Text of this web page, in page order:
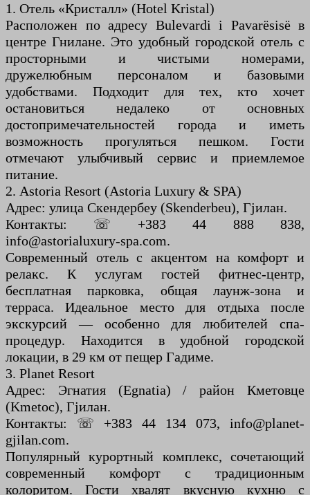
1. Отель «Кристалл» (Hotel Kristal)
Расположен по адресу Bulevardi i Pavarësisë в
центре Гнилане. Это удобный городской отель с
просторными и чистыми номерами,
дружелюбным персоналом и базовыми
удобствами. Подходит для тех, кто хочет
остановиться недалеко от основных
достопримечательностей города и иметь
возможность прогуляться пешком. Гости
отмечают улыбчивый сервис и приемлемое
питание.
2. Astoria Resort (Astoria Luxury & SPA)
Адрес: улица Скендербеу (Skenderbeu), Гjилан.
Контакты: ☏ +383 44 888 838,
info@astorialuxury-spa.com.
Современный отель с акцентом на комфорт и
релакс. К услугам гостей фитнес-центр,
бесплатная парковка, общая лаунж-зона и
терраса. Идеальное место для отдыха после
экскурсий — особенно для любителей спа-
процедур. Находится в удобной городской
локации, в 29 км от пещер Гадиме.
3. Planet Resort
Адрес: Эгнатия (Egnatia) / район Кметовце
(Kmetoc), Гjилан.
Контакты: ☏ +383 44 134 073, info@planet-
gjilan.com.
Популярный курортный комплекс, сочетающий
современный комфорт с традиционным
колоритом. Гости хвалят вкусную кухню с